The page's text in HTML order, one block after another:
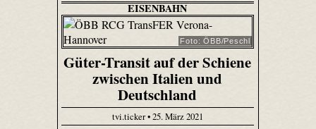
EISENBAHN
Foto: ÖBB/Peschl
Güter-Transit auf der Schiene
zwischen Italien und
Deutschland
tvi.ticker • 25. März 2021